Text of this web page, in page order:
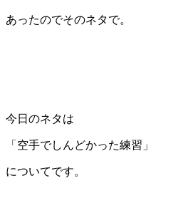
あったのでそのネタで。
今日のネタは
「空手でしんどかった練習」
についてです。